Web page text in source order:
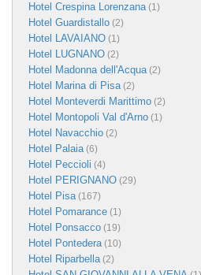
Hotel Crespina Lorenzana(1)
Hotel Guardistallo (2)
Hotel LAVAIANO (1)
Hotel LUGNANO (2)
Hotel Madonna dell'Acqua(2)
Hotel Marina di Pisa(2)
Hotel Monteverdi Marittimo (2)
Hotel Montopoli Val d'Arno (1)
Hotel Navacchio (2)
Hotel Palaia(6)
Hotel Peccioli (4)
Hotel PERIGNANO (29)
Hotel Pisa(167)
Hotel Pomarance (1)
Hotel Ponsacco (19)
Hotel Pontedera(10)
Hotel Riparbella(2)